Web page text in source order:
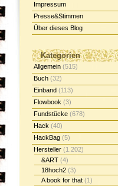
Impressum
Presse&Stimmen
Über dieses Blog
Kategorien
Allgemein (515)
Buch (32)
Einband (113)
Flowbook (3)
Fundstücke (678)
Hack (40)
HackBag (5)
Hersteller (1.202)
&ART (4)
18hoch2 (3)
A book for that (1)